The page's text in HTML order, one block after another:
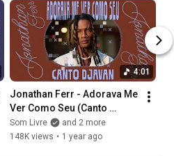
4:01
Jonathan Ferr - Adorava Me
Ver Como Seu (Canto
Djavan)
Som Livre
and 2 more
148K views • 1 year ago